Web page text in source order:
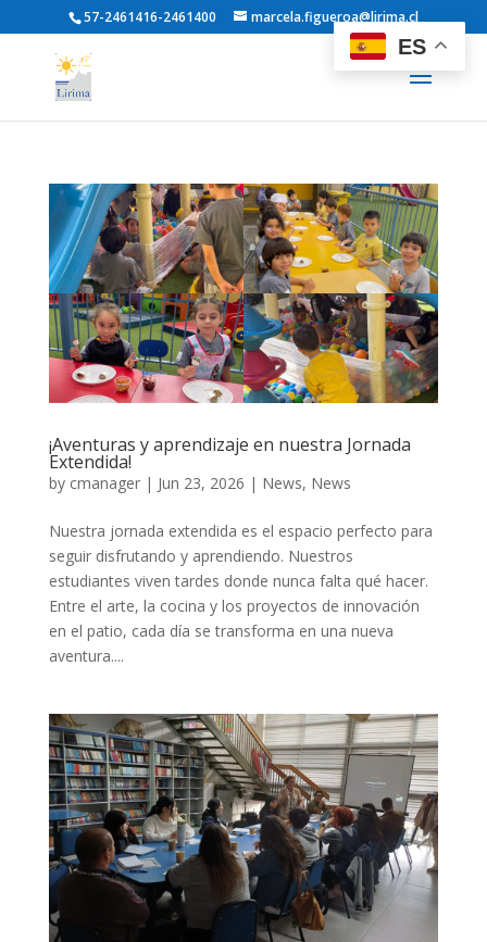
57-2461416-2461400 marcela.figueroa@lirima.cl
¡Aventuras y aprendizaje en nuestra Jornada
Extendida!
by cmanager| Jun 23, 2026 | News, News
Nuestra jornada extendida es el espacio perfecto para
seguir disfrutando y aprendiendo. Nuestros
estudiantes viven tardes donde nunca falta qué hacer.
Entre el arte, la cocina y los proyectos de innovación
en el patio, cada día se transforma en una nueva
aventura....
ES